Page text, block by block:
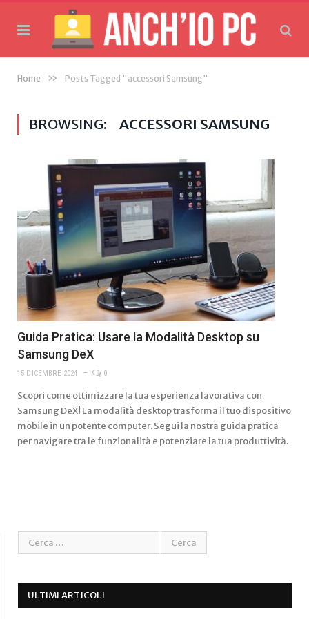
Home » Posts Tagged "accessori Samsung"
BROWSING: ACCESSORI SAMSUNG
Guida Pratica: Usare la Modalità Desktop su
Samsung DeX
15 DICEMBRE 2024 0
Scopri come ottimizzare la tua esperienza lavorativa con
Samsung DeX! La modalità desktop trasforma il tuo dispositivo
mobile in un potente computer. Segui la nostra guida pratica
per navigare tra le funzionalità e potenziare la tua produttività.
ULTIMI ARTICOLI